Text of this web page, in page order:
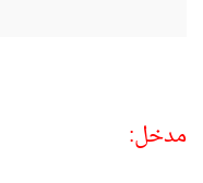
مدخل: